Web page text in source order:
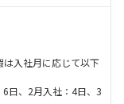
入社月に応じて以下
日、2月入社：4日、3